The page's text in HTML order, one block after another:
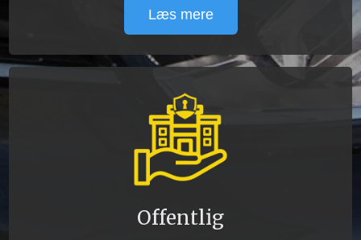
Læs mere
Offentlig